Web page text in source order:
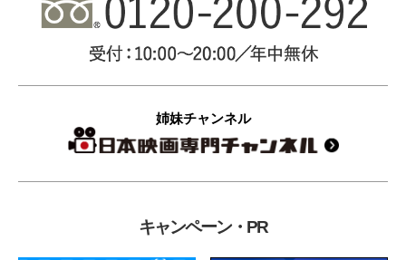
姉妹チャンネル
キャンペーン・PR